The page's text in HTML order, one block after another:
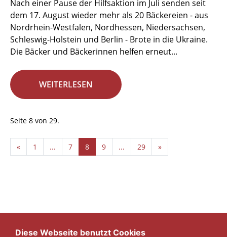
Nach einer Pause der Hilfsaktion im Juli senden seit
dem 17. August wieder mehr als 20 Bäckereien - aus
Nordrhein-Westfalen, Nordhessen, Niedersachsen,
Schleswig-Holstein und Berlin - Brote in die Ukraine.
Die Bäcker und Bäckerinnen helfen erneut...
WEITERLESEN
Seite 8 von 29.
« 1 ... 7 8 9 ... 29 »
Diese Webseite benutzt Cookies